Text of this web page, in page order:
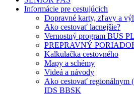
Informácie pre cestujúcich
Dopravné karty, zľavy a
Ako cestovať lacnejšie?
Vernostný program BUS
PREPRAVNÝ
Kalkulačka cestovného
Mapy a schémy
Videá a návody
Ako cestovať regionálnym
IDS BBSK